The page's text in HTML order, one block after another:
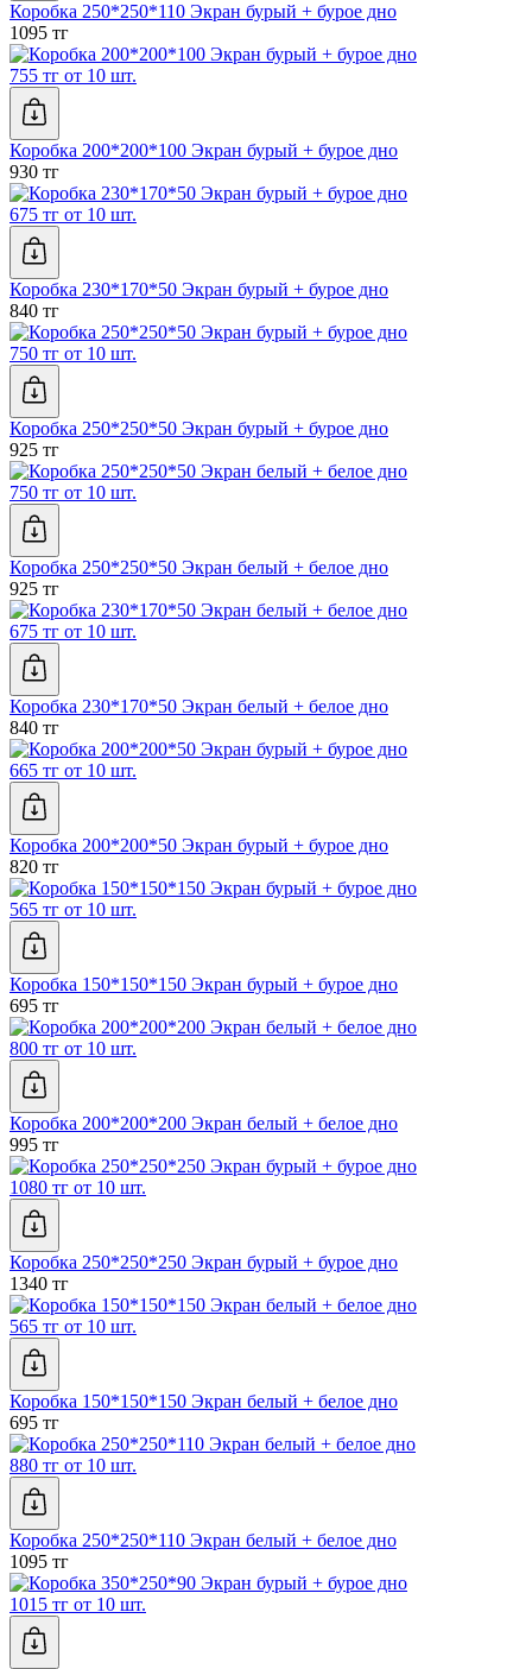
Коробка 250*250*110 Экран бурый + бурое дно
1095 тг
755 тг от 10 шт.
Коробка 200*200*100 Экран бурый + бурое дно
930 тг
675 тг от 10 шт.
Коробка 230*170*50 Экран бурый + бурое дно
840 тг
750 тг от 10 шт.
Коробка 250*250*50 Экран бурый + бурое дно
925 тг
750 тг от 10 шт.
Коробка 250*250*50 Экран белый + белое дно
925 тг
675 тг от 10 шт.
Коробка 230*170*50 Экран белый + белое дно
840 тг
665 тг от 10 шт.
Коробка 200*200*50 Экран бурый + бурое дно
820 тг
565 тг от 10 шт.
Коробка 150*150*150 Экран бурый + бурое дно
695 тг
800 тг от 10 шт.
Коробка 200*200*200 Экран белый + белое дно
995 тг
1080 тг от 10 шт.
Коробка 250*250*250 Экран бурый + бурое дно
1340 тг
565 тг от 10 шт.
Коробка 150*150*150 Экран белый + белое дно
695 тг
880 тг от 10 шт.
Коробка 250*250*110 Экран белый + белое дно
1095 тг
1015 тг от 10 шт.